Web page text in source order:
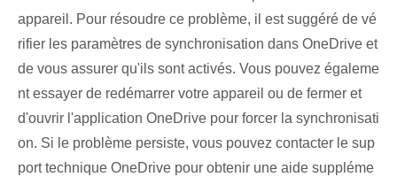
appareil. Pour résoudre ce problème, il est suggéré de vé
rifier les paramètres de synchronisation dans OneDrive et
de vous assurer qu'ils sont activés. Vous pouvez égaleme
nt essayer de redémarrer votre appareil ou de fermer et
d'ouvrir l'application OneDrive pour forcer la synchronisati
on. Si le problème persiste, vous pouvez contacter le sup
port technique OneDrive pour obtenir une aide suppléme